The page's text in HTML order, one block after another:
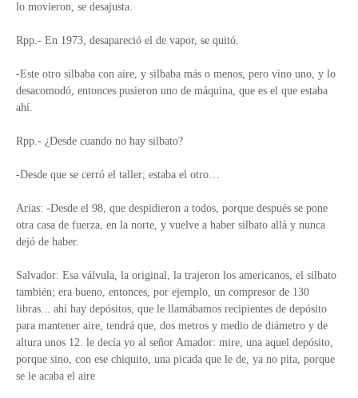
lo movieron, se desajusta.
Rpp.- En 1973, desapareció el de vapor, se quitó.
-Este otro silbaba con aire, y silbaba más o menos, pero vino uno, y lo
desacomodó, entonces pusieron uno de máquina, que es el que estaba
ahí.
Rpp.- ¿Desde cuando no hay silbato?
-Desde que se cerró el taller; estaba el otro…
Arias: -Desde el 98, que despidieron a todos, porque después se pone
otra casa de fuerza, en la norte, y vuelve a haber silbato allá y nunca
dejó de haber.
Salvador: Esa válvula, la original, la trajeron los americanos, el silbato
también; era bueno, entonces, por ejemplo, un compresor de 130
libras... ahí hay depósitos, que le llamábamos recipientes de depósito
para mantener aire, tendrá que, dos metros y medio de diámetro y de
altura unos 12. le decía yo al señor Amador: mire, una aquel depósito,
porque sino, con ese chiquito, una picada que le de, ya no pita, porque
se le acaba el aire